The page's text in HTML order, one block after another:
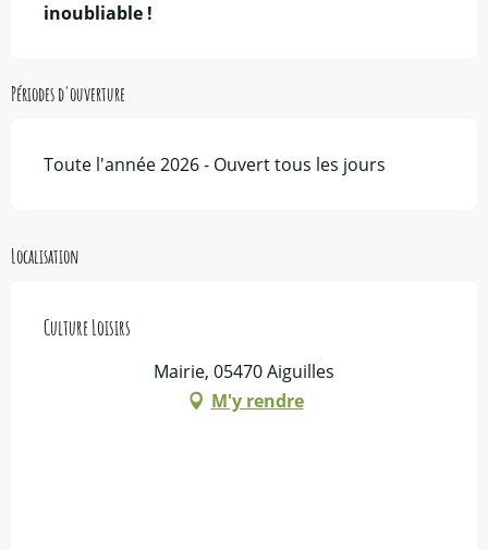
inoubliable !
Périodes d'ouverture
Toute l'année 2026 - Ouvert tous les jours
Localisation
Culture Loisirs
Mairie, 05470 Aiguilles
M'y rendre